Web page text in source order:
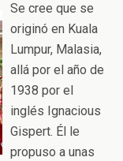
Se cree que se
originó en Kuala
Lumpur, Malasia,
allá por el año de
1938 por el
inglés Ignacious
Gispert. Él le
propuso a unas